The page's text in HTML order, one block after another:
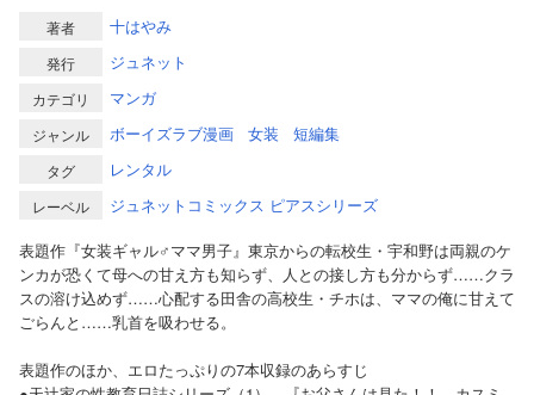
著者 十はやみ
発行 ジュネット
カテゴリ マンガ
ジャンル ボーイズラブ漫画 女装 短編集
タグ レンタル
レーベル
ジュネットコミックス ピアスシリーズ
表題作『女装ギャル♂ママ男子』東京からの転校生・宇和野は両親のケ
ンカが恐くて母への甘え方も知らず、人との接し方も分からず……クラ
スの溶け込めず……心配する田舎の高校生・チホは、ママの俺に甘えて
ごらんと……乳首を吸わせる。
表題作のほか、エロたっぷりの7本収録のあらすじ